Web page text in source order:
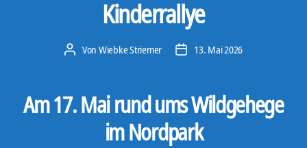
Kinderrallye
Beitragsautor
Von Wiebke Striemer Veröffentlichungsdatum
13. Mai 2026
Am 17. Mai rund ums Wildgehege
im Nordpark